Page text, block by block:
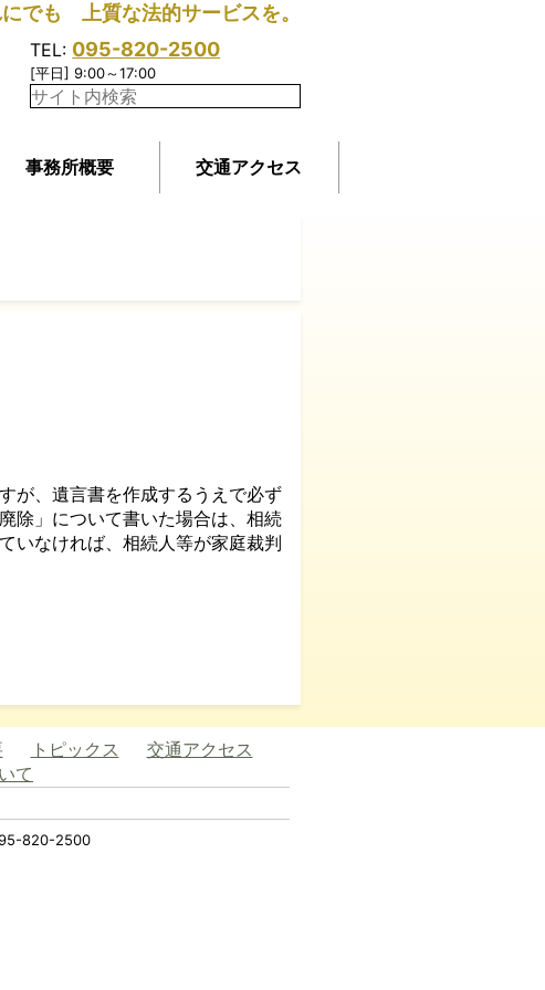
でも 上質な法的サービスを。
TEL: 095-820-2500
[平日] 9:00～17:00
事務所概要 交通アクセス
が、遺言書を作成するうえで必ず
除」について書いた場合は、相続
いなければ、相続人等が家庭裁判
トピックス
交通アクセス
て
820-2500